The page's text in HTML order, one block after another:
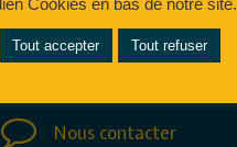
Nous trouver
15 Rue des métiers
Nous contacter
Cookies en bas de notre site.
Tout accepter Tout refuser